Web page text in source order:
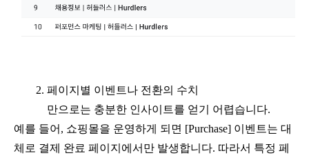
만으로는 충분한 인사이트를 얻기 어렵습니다.
예를 들어, 쇼핑몰을 운영하게 되면 [Purchase] 이벤트는 대
체로 결제 완료 페이지에서만 발생합니다. 따라서 특정 페